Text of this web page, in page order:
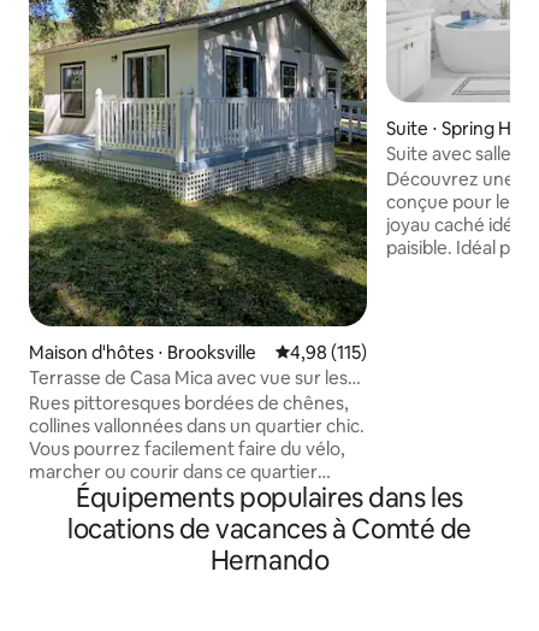
Maison d'hôtes ⋅ Brooksville Évaluation moyenne sur la
4,98 (115)
Terrasse de Casa Mica avec vue sur les
bois
Rues pittoresques bordées de chênes,
collines vallonnées dans un quartier chic.
Vous pourrez facilement faire du vélo,
marcher ou courir dans ce quartier
paisible. Cliquez sur ma photo ci-
dessous dans « Faites connaissance avec
votre hôte », faites défiler vers le bas
pour consulter mon guide !! Espace
Suite ⋅ Spring Hill
Suite avec salle
Retraite privée
Découvrez une
conçue pour le
joyau caché idéal
paisible. Idéal
un espace
détendre et se
tranquillité.
Équipements populaires dans les
locations de vacances à Comté de
Hernando